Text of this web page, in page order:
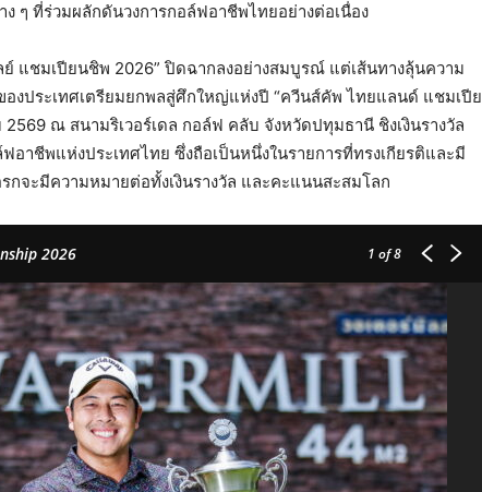
ๆ ที่ร่วมผลักดันวงการกอล์ฟอาชีพไทยอย่างต่อเนื่อง
ย์ แชมเปียนชิพ 2026” ปิดฉากลงอย่างสมบูรณ์ แต่เส้นทางลุ้นความ
องประเทศเตรียมยกพลสู่ศึกใหญ่แห่งปี “ควีนส์คัพ ไทยแลนด์ แชมเปีย
ณ สนามริเวอร์เดล กอล์ฟ คลับ จังหวัดปทุมธานี ชิงเงินรางวัล
าชีพแห่งประเทศไทย ซึ่งถือเป็นหนึ่งในรายการที่ทรงเกียรติและมี
กจะมีความหมายต่อทั้งเงินรางวัล และคะแนนสะสมโลก
2026 1 of 8